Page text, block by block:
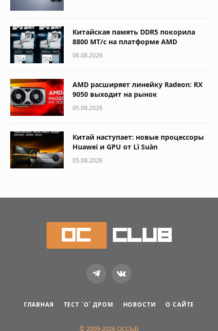
Китайская память DDR5 покорила
8800 МТ/с на платформе AMD
06.08.2026
AMD расширяет линейку Radeon: RX
9050 выходит на рынок
05.08.2026
Китай наступает: новые процессоры
Huawei и GPU от Lì Suàn
05.08.2026
TelegramVKontakte
ГЛАВНАЯ ТЕСТ `О` ДРОМ НОВОСТИ О САЙТЕ
© 2009-2026 OCClub